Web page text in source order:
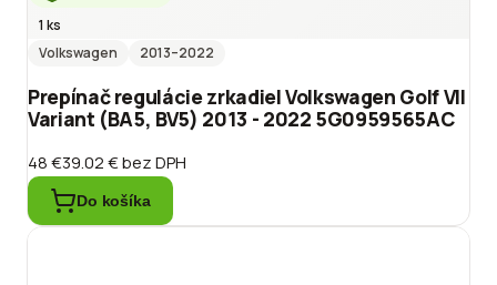
1 ks
Volkswagen
2013–2022
Prepínač regulácie zrkadiel Volkswagen Golf VII
Variant (BA5, BV5) 2013 - 2022 5G0959565AC
48 €39.02 €bez DPH
Do košíka